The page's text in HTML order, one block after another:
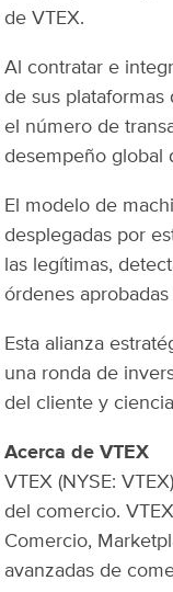
de VTEX.
Al contratar e
de sus
el número de
desempeño global
El modelo de
desplegadas por
las legítimas,
órdenes
Esta alianza
una ronda de
del cliente y
Acerca de VTEX
VTEX (NYSE:
del comercio.
Comercio,
avanzadas de